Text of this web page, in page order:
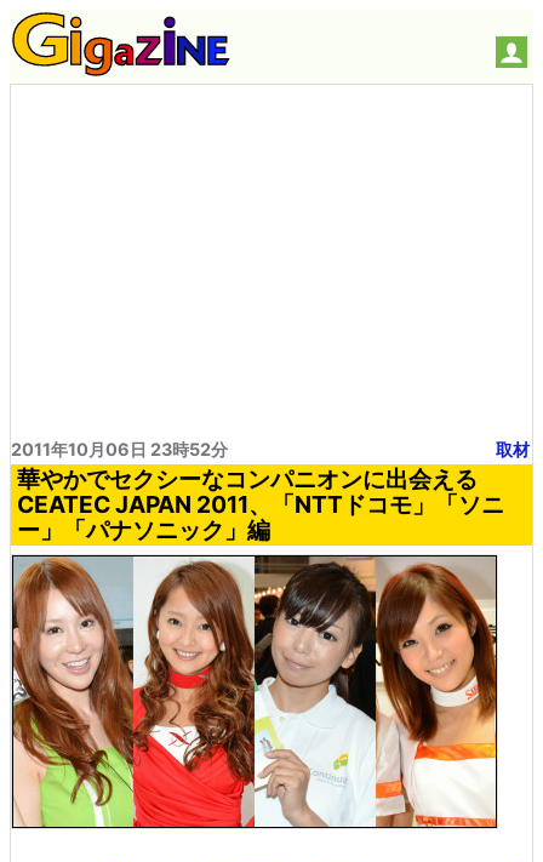
2011年10月06日 23時52分 取材
華やかでセクシーなコンパニオンに出会える
CEATEC JAPAN 2011、「NTTドコモ」「ソニ
ー」「パナソニック」編